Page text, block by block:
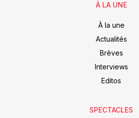
À LA UNE
À la une
Actualités
Brèves
Interviews
Editos
SPECTACLES